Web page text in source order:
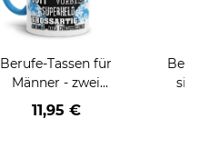
Berufe-Tassen für
Männer - zwei
Farbvarianten
11,95 €